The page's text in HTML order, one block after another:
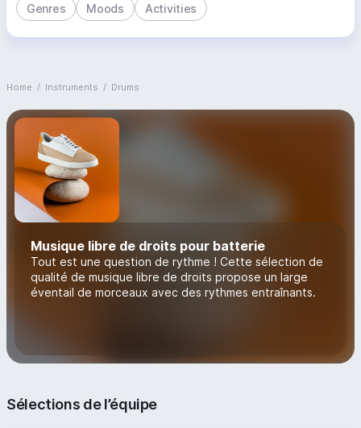
Genres Moods Activities
Home / Instruments / Drums
Musique libre de droits pour batterie
Tout est une question de rythme ! Cette sélection de
qualité de musique libre de droits propose un large
éventail de morceaux avec des rythmes entraînants.
Sélections de l’équipe